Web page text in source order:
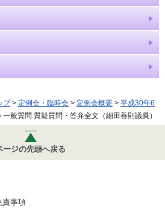
プ> 定例会・臨時会 > 定例会概要 > 平成30年6
般質問 質疑質問・答弁全文（細田善則議員）
ージの先頭へ戻る
責事項